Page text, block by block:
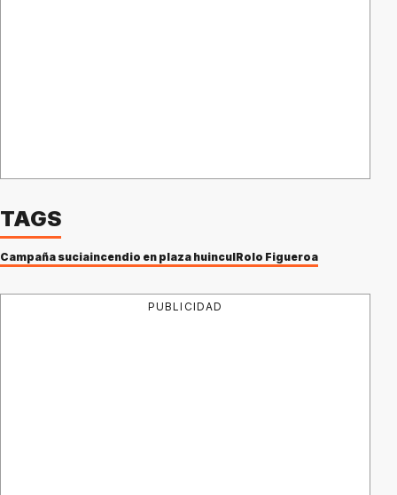
TAGS
Campaña suciaincendio en plaza huinculRolo Figueroa
PUBLICIDAD